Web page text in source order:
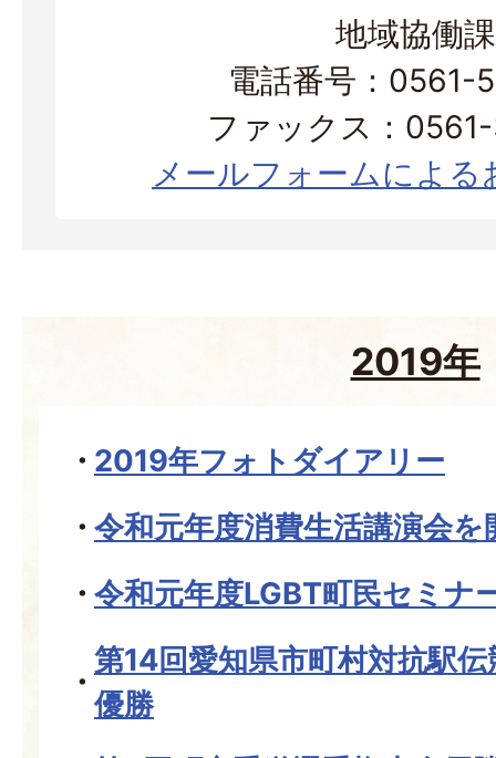
地域協働課
電話番号：0561-
ファックス：
メールフォームによる
2019年
2019年フォトダイアリー
令和元年度消費生活講演会を
令和元年度LGBT町民セミナ
第14回愛知県市町村対抗駅
優勝